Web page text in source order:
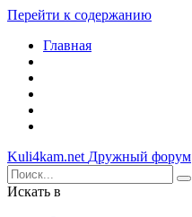
Перейти к содержанию
Главная
Kuli4kam.net Дружный форум
Искать в